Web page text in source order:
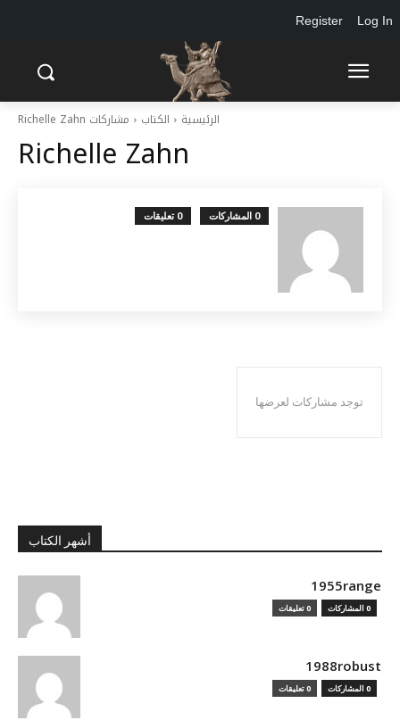
الرئيسية الكتاب مشاركات Richelle Zahn
Richelle Zahn
0 المشاركات 0 تعليقات
توجد مشاركات لعرضها
أشهر الكتاب
1955range
0 المشاركات 0 تعليقات
1988robust
0 المشاركات 0 تعليقات
Log In
Register